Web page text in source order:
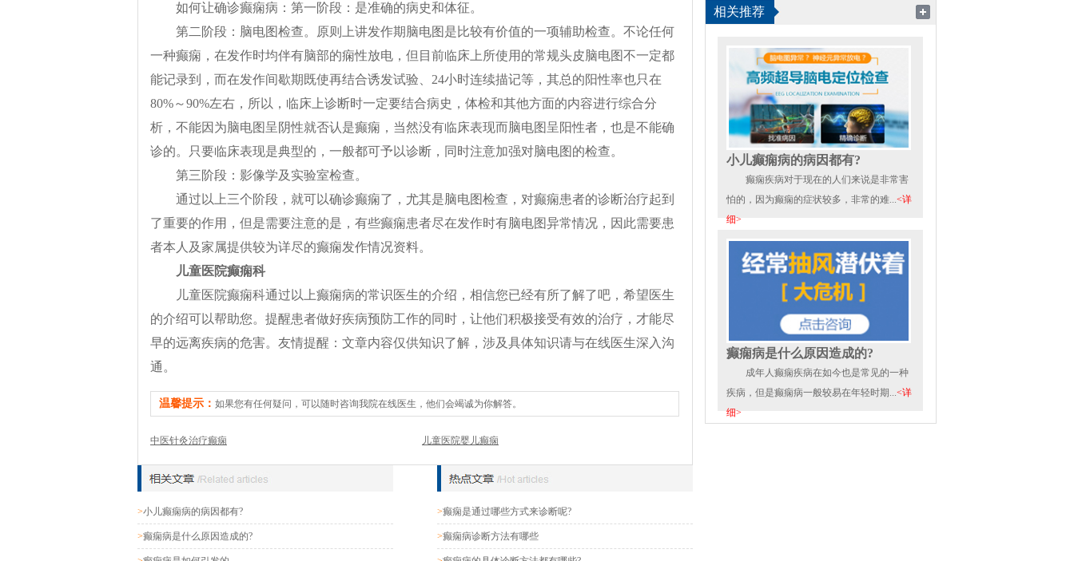
如何让确诊癫痫病：第一阶段：是准确的病史和体征。
第二阶段：脑电图检查。原则上讲发作期脑电图是比较有价值的一项辅助检查。不论任何
一种癫痫，在发作时均伴有脑部的痫性放电，但目前临床上所使用的常规头皮脑电图不一定都
能记录到，而在发作间歇期既使再结合诱发试验、24小时连续描记等，其总的阳性率也只在
80%～90%左右，所以，临床上诊断时一定要结合病史，体检和其他方面的内容进行综合分
析，不能因为脑电图呈阴性就否认是癫痫，当然没有临床表现而脑电图呈阳性者，也是不能确
诊的。只要临床表现是典型的，一般都可予以诊断，同时注意加强对脑电图的检查。
第三阶段：影像学及实验室检查。
通过以上三个阶段，就可以确诊癫痫了，尤其是脑电图检查，对癫痫患者的诊断治疗起到
了重要的作用，但是需要注意的是，有些癫痫患者尽在发作时有脑电图异常情况，因此需要患
者本人及家属提供较为详尽的癫痫发作情况资料。
儿童医院癫痫科
儿童医院癫痫科通过以上癫痫病的常识医生的介绍，相信您已经有所了解了吧，希望医生
的介绍可以帮助您。提醒患者做好疾病预防工作的同时，让他们积极接受有效的治疗，才能尽
早的远离疾病的危害。友情提醒：文章内容仅供知识了解，涉及具体知识请与在线医生深入沟
通。
温馨提示： 如果您有任何疑问，可以随时咨询我院在线医生，他们会竭诚为你解答。
中医针灸治疗癫痫 儿童医院婴儿癫痫
>小儿癫痫病的病因都有?
>癫痫病是什么原因造成的?
>癫痫是通过哪些方式来诊断呢?
>癫痫病诊断方法有哪些
相关推荐
小儿癫痫病的病因都有?
癫痫疾病对于现在的人们来说是非常害
怕的，因为癫痫的症状较多，非常的难...<详
细>
癫痫病是什么原因造成的?
成年人癫痫疾病在如今也是常见的一种
疾病，但是癫痫病一般较易在年轻时期...<详
细>